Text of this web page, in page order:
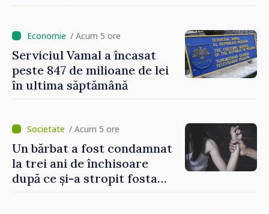
/ Acum 5 ore
Serviciul Vamal a încasat
peste 847 de milioane de lei
în ultima săptămână
/ Acum 5 ore
Un bărbat a fost condamnat
la trei ani de închisoare
după ce și-a stropit fosta